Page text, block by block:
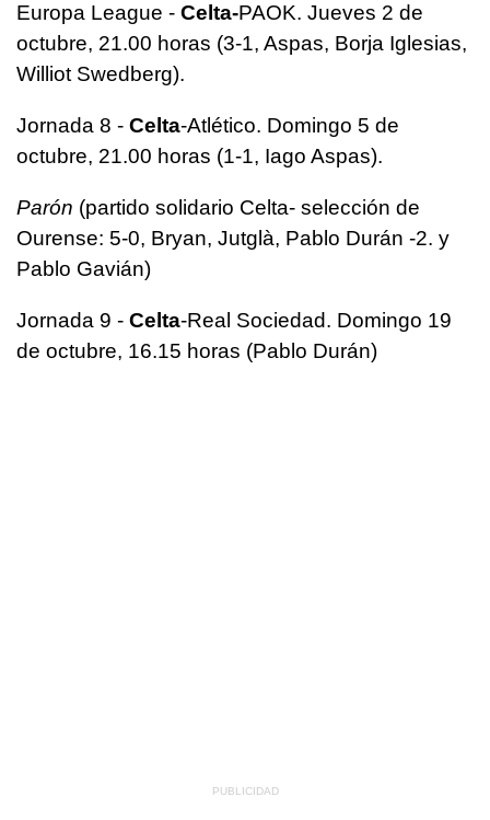
Europa League - Celta-PAOK. Jueves 2 de
octubre, 21.00 horas (3-1, Aspas, Borja Iglesias,
Williot Swedberg).
Jornada 8 - Celta-Atlético. Domingo 5 de
octubre, 21.00 horas (1-1, Iago Aspas).
Parón (partido solidario Celta- selección de
Ourense: 5-0, Bryan, Jutglà, Pablo Durán -2. y
Pablo Gavián)
Jornada 9 - Celta-Real Sociedad. Domingo 19
de octubre, 16.15 horas (Pablo Durán)